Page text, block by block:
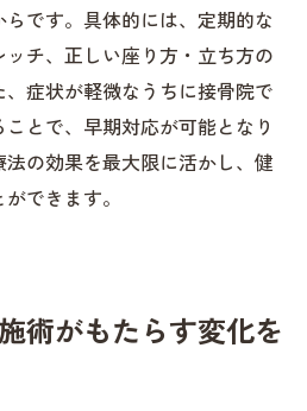
です。具体的には、定期的な
チ、正しい座り方・立ち方の
症状が軽微なうちに接骨院で
とで、早期対応が可能となり
の効果を最大限に活かし、健
できます。
術がもたらす変化を